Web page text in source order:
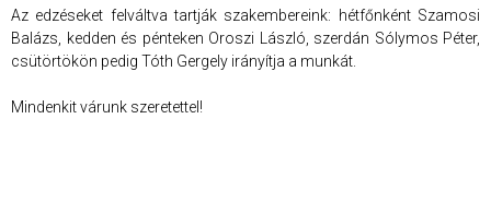
Az edzéseket felváltva tartják szakembereink: hétfőnként Szamosi
Balázs, kedden és pénteken Oroszi László, szerdán Sólymos Péter,
csütörtökön pedig Tóth Gergely irányítja a munkát.
Mindenkit várunk szeretettel!